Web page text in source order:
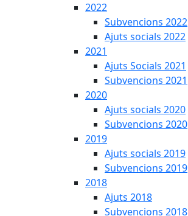
2022
Subvencions 2022
Ajuts socials 2022
2021
Ajuts Socials 2021
Subvencions 2021
2020
Ajuts socials 2020
Subvencions 2020
2019
Ajuts socials 2019
Subvencions 2019
2018
Ajuts 2018
Subvencions 2018